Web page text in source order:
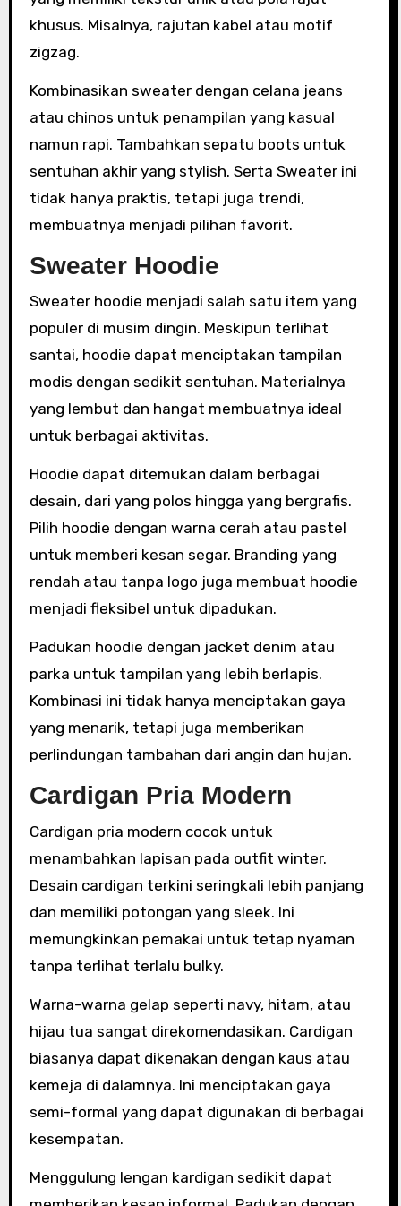
khusus. Misalnya, rajutan kabel atau motif
zigzag.
Kombinasikan sweater dengan celana jeans
atau chinos untuk penampilan yang kasual
namun rapi. Tambahkan sepatu boots untuk
sentuhan akhir yang stylish. Serta Sweater ini
tidak hanya praktis, tetapi juga trendi,
membuatnya menjadi pilihan favorit.
Sweater Hoodie
Sweater hoodie menjadi salah satu item yang
populer di musim dingin. Meskipun terlihat
santai, hoodie dapat menciptakan tampilan
modis dengan sedikit sentuhan. Materialnya
yang lembut dan hangat membuatnya ideal
untuk berbagai aktivitas.
Hoodie dapat ditemukan dalam berbagai
desain, dari yang polos hingga yang bergrafis.
Pilih hoodie dengan warna cerah atau pastel
untuk memberi kesan segar. Branding yang
rendah atau tanpa logo juga membuat hoodie
menjadi fleksibel untuk dipadukan.
Padukan hoodie dengan jacket denim atau
parka untuk tampilan yang lebih berlapis.
Kombinasi ini tidak hanya menciptakan gaya
yang menarik, tetapi juga memberikan
perlindungan tambahan dari angin dan hujan.
Cardigan Pria Modern
Cardigan pria modern cocok untuk
menambahkan lapisan pada outfit winter.
Desain cardigan terkini seringkali lebih panjang
dan memiliki potongan yang sleek. Ini
memungkinkan pemakai untuk tetap nyaman
tanpa terlihat terlalu bulky.
Warna-warna gelap seperti navy, hitam, atau
hijau tua sangat direkomendasikan. Cardigan
biasanya dapat dikenakan dengan kaus atau
kemeja di dalamnya. Ini menciptakan gaya
semi-formal yang dapat digunakan di berbagai
kesempatan.
Menggulung lengan kardigan sedikit dapat